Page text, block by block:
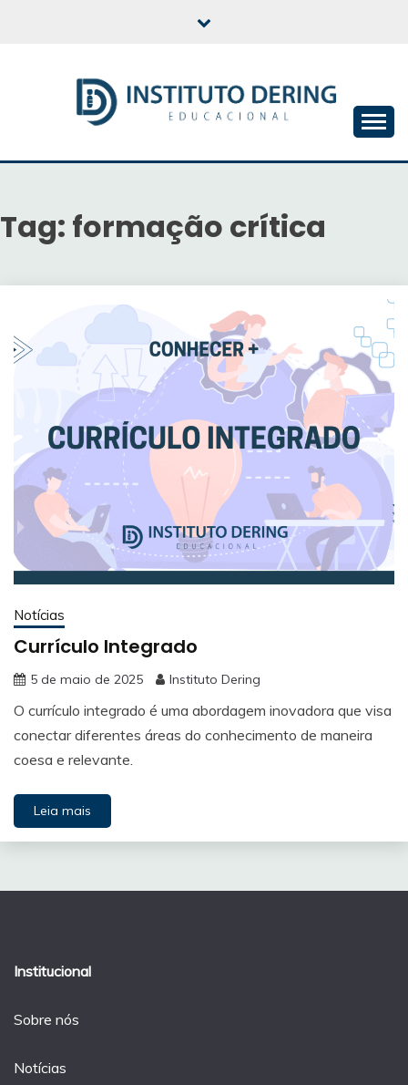
INSTITUTO DERING
EDUCACIONAL
Tag: formação crítica
Notícias
Currículo Integrado
5 de maio de 2025 Instituto Dering
O currículo integrado é uma abordagem inovadora que visa
conectar diferentes áreas do conhecimento de maneira
coesa e relevante.
Leia mais
Institucional
Sobre nós
Notícias